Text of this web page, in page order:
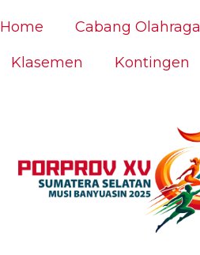
Home Cabang Olahraga
Klasemen Kontingen